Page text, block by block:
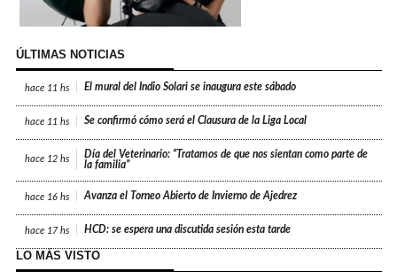
ÚLTIMAS NOTICIAS
hace 11 hs El mural del Indio Solari se inaugura este sábado
hace 11 hs Se confirmó cómo será el Clausura de la Liga Local
hace 12 hs
Día del Veterinario: “Tratamos de que nos sientan como parte de
la familia”
hace 16 hs Avanza el Torneo Abierto de Invierno de Ajedrez
hace 17 hs HCD: se espera una discutida sesión esta tarde
LO MÁS VISTO